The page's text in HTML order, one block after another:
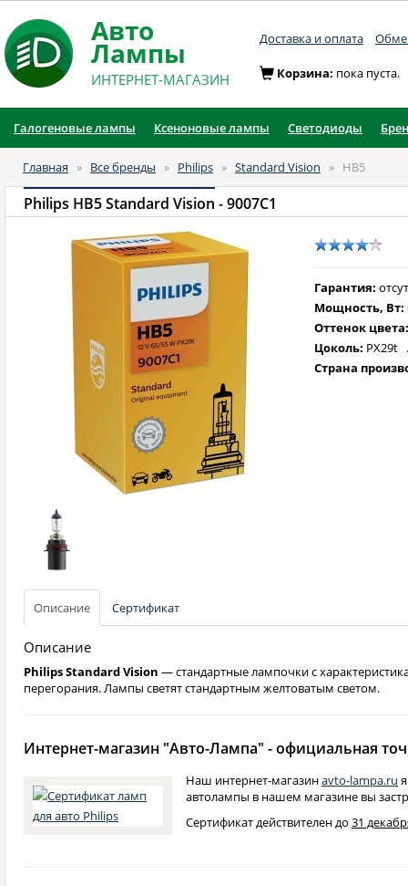
Авто
Лампы
ИНТЕРНЕТ-МАГАЗИН
Доставка и оплата
Корзина: пока пуста.
Галогеновые лампы Ксеноновые лампы Светодиоды
Главная » Все бренды » Philips » Standard Vision » HB5
Philips HB5 Standard Vision - 9007C1
Гарантия:
Мощность, Вт:
Оттенок
Цоколь: PX29t
Страна
Описание Сертификат
Описание
Philips Standard Vision — стандартные лампочки с
перегорания. Лампы светят стандартным желтоватым светом.
Интернет-магазин "Авто-Лампа" - официальная
Наш интернет-магазинavto-lampa.ru
автолампы в нашем магазине вы
Сертификат действителен до 31